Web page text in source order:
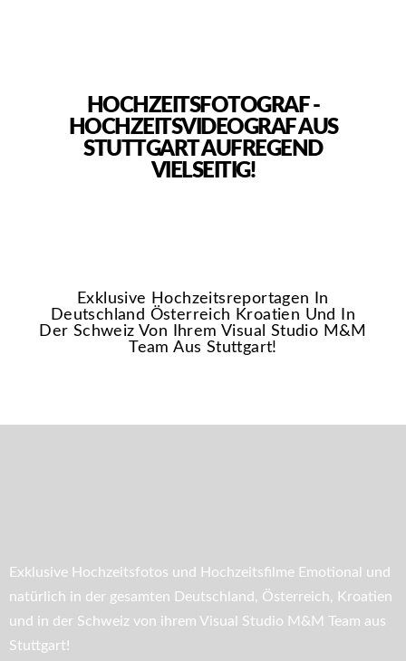
HOCHZEITSFOTOGRAF -
HOCHZEITSVIDEOGRAF AUS
STUTTGART AUFREGEND
VIELSEITIG!
Exklusive Hochzeitsreportagen In
Deutschland Österreich Kroatien Und In
Der Schweiz Von Ihrem Visual Studio M&M
Team Aus Stuttgart!
Exklusive Hochzeitsfotos und Hochzeitsfilme Emotional und
natürlich in der gesamten Deutschland, Österreich, Kroatien
und in der Schweiz von ihrem Visual Studio M&M Team aus
Stuttgart!